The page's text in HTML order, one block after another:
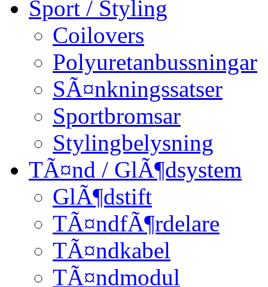
Sport / Styling
Coilovers
Polyuretanbussningar
SÃ¤nkningssatser
Sportbromsar
Stylingbelysning
TÃ¤nd / GlÃ¶dsystem
GlÃ¶dstift
TÃ¤ndfÃ¶rdelare
TÃ¤ndkabel
TÃ¤ndmodul